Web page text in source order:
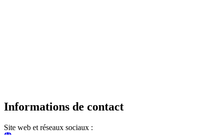
Informations de contact
Site web et réseaux sociaux :